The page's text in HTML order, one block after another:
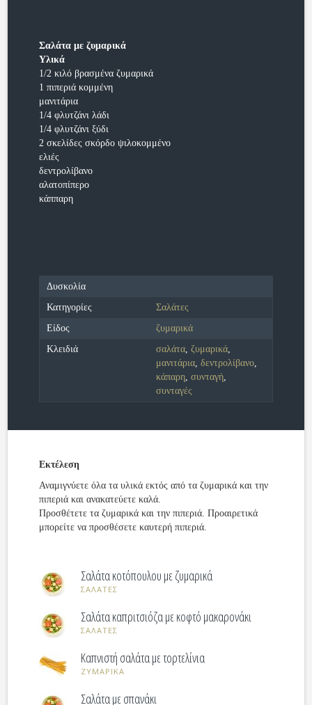
Σαλάτα με ζυμαρικά
Υλικά
1/2 κιλό βρασμένα ζυμαρικά
1 πιπεριά κομμένη
μανιτάρια
1/4 φλυτζάνι λάδι
1/4 φλυτζάνι ξύδι
2 σκελίδες σκόρδο ψιλοκομμένο
ελιές
δεντρολίβανο
αλατοπίπερο
κάππαρη
Δυσκολία
Κατηγορίες
Σαλάτες
Είδος
ζυμαρικά
Κλειδιά
σαλάτα, ζυμαρικά,
μανιτάρια, δεντρολίβανο,
κάπαρη, συνταγή,
συνταγές
Εκτέλεση
Αναμιγνύετε όλα τα υλικά εκτός από τα ζυμαρικά και την
πιπεριά και ανακατεύετε καλά.
Προσθέτετε τα ζυμαρικά και την πιπεριά. Προαιρετικά
μπορείτε να προσθέσετε καυτερή πιπεριά.
Σαλάτα κοτόπουλου με ζυμαρικά
ΣΑΛΑΤΕΣ
Σαλάτα καπριτσιόζα με κοφτό μακαρονάκι
ΣΑΛΑΤΕΣ
Καπνιστή σαλάτα με τορτελίνια
ΖΥΜΑΡΙΚΑ
Σαλάτα με σπανάκι